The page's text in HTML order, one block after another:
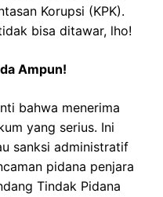
Korupsi (KPK).
bisa ditawar, lho!
Ampun!
bahwa menerima
yang serius. Ini
sanksi administratif
pidana penjara
Tindak Pidana